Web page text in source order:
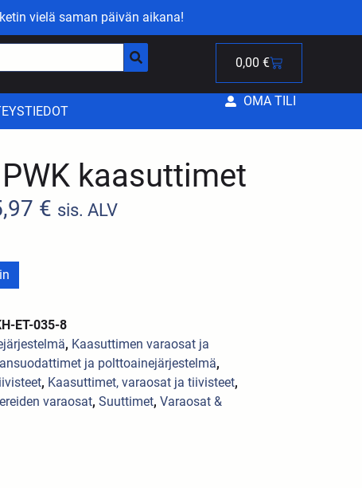
vielä saman päivän aikana!
0,00 €
OMA TILI
kaasuttimet
€ sis. ALV
ET-035-8
, Kaasuttimen varaosat ja
ja polttoainejärjestelmä,
, Kaasuttimet, varaosat ja tiivisteet,
varaosat,Suuttimet,Varaosat &